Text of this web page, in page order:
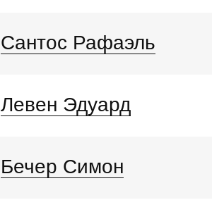
Сантос Рафаэль
Левен Эдуард
Бечер Симон